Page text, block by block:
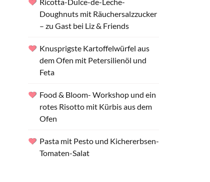
Doughnuts mit Räuchersalzzucker
– zu Gast bei Liz & Friends
Knusprigste Kartoffelwürfel aus
dem Ofen mit Petersilienöl und
Feta
Food & Bloom- Workshop und ein
rotes Risotto mit Kürbis aus dem
Ofen
Pasta mit Pesto und Kichererbsen-
Tomaten-Salat